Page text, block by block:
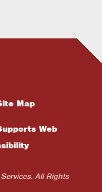
Map
Web
All Rights